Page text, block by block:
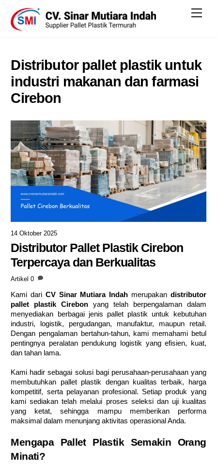
content
Distributor pallet plastik untuk
industri makanan dan farmasi
Cirebon
14 Oktober 2025
Distributor Pallet Plastik Cirebon
Terpercaya dan Berkualitas
Artikel 0
Kami dari CV Sinar Mutiara Indah merupakan distributor
pallet plastik Cirebon yang telah berpengalaman dalam
menyediakan berbagai jenis pallet plastik untuk kebutuhan
industri, logistik, pergudangan, manufaktur, maupun retail.
Dengan pengalaman bertahun-tahun, kami memahami betul
pentingnya peralatan pendukung logistik yang efisien, kuat,
dan tahan lama.
Kami hadir sebagai solusi bagi perusahaan-perusahaan yang
membutuhkan pallet plastik dengan kualitas terbaik, harga
kompetitif, serta pelayanan profesional. Setiap produk yang
kami sediakan telah melalui proses seleksi dan uji kualitas
yang ketat, sehingga mampu memberikan performa
maksimal dalam menunjang aktivitas operasional Anda.
Mengapa Pallet Plastik Semakin Orang
Minati?